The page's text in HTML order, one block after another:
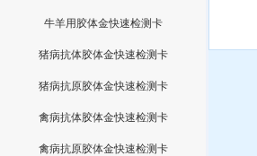
牛羊用胶体金快速检测卡
猪病抗体胶体金快速检测卡
猪病抗原胶体金快速检测卡
禽病抗体胶体金快速检测卡
禽病抗原胶体金快速检测卡